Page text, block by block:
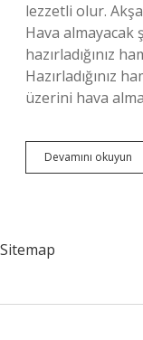
lezzetli olur.
Hava almayacak
hazırladığınız
Hazırladığınız
üzerini hava
Devamını okuyun
Sitemap